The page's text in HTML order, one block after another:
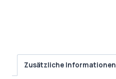
Zusätzliche Informationen